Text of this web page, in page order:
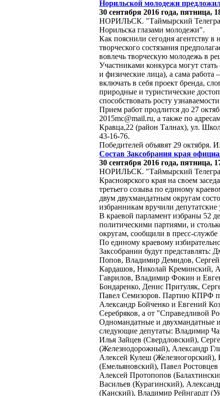
Норильской молодежи
30 сентября 2016 года, пятница,
НОРИЛЬСК. "Таймырский
Норильска глазами молодежи".
Как пояснили сегодня агентству
творческого состязания
вовлечь творческую молодежь в
Участниками конкурса могут
и физические лица), а сама работа
включать в себя проект бренда,
природные и туристические
способствовать росту
Прием работ продлится до 27
2015mc@mail.ru, а также по
Кравца,22 (район Талнах), ул.
43-16-76.
Победителей объявят 29
Состав Заксобрания края
30 сентября 2016 года, пятница,
НОРИЛЬСК. "Таймырский
Красноярского края на своем
третьего созыва по единому
двум двухмандатным округам
избранникам вручили депутатские
В краевой парламент избраны 52
политическими партиями, и
округам, сообщили в пресс-службе
По единому краевому
Заксобрании будут
Попов, Владимир Демидов,
Кардашов, Николай Креминский,
Гаврилов, Владимир Фокин и
Бондаренко, Денис Притуляк,
Павел Семизоров. Партию КПРФ
Александр Бойченко и Евгений
Серебряков, а от "Справедливой
Одномандатные и двухмандатные
следующие депутаты: Владимир
Илья Зайцев (Свердловский),
(Железнодорожный), Александр
Алексей Кулеш
(Емельяновский), Павел
Алексей Протопопов
Васильев (Курагинский),
(Канский), Владимир Рейнгардт